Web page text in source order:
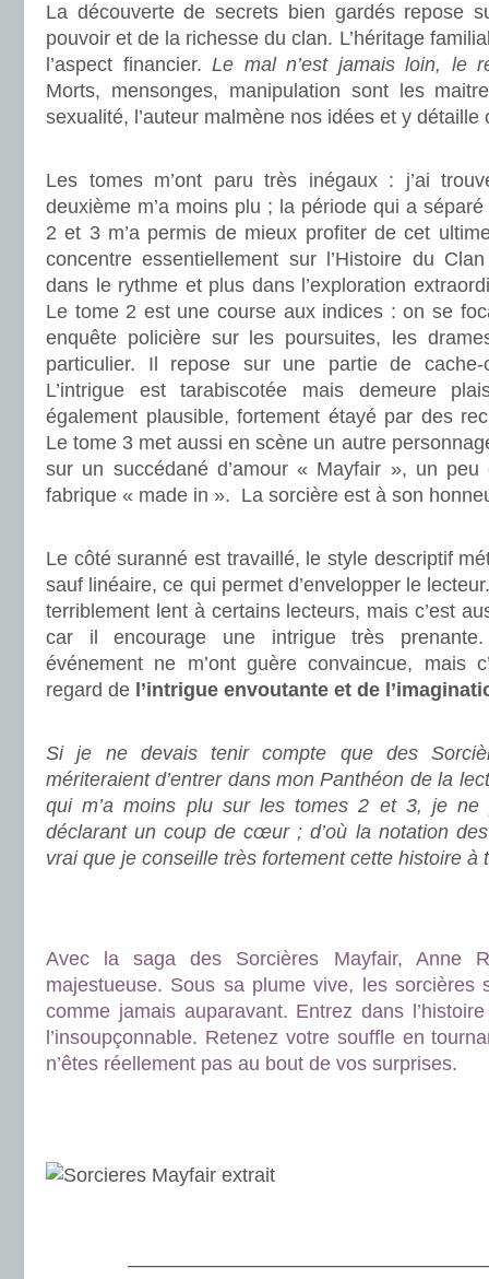
La découverte de secrets bien gardés repose
pouvoir et de la richesse du clan. L’héritage
l’aspect financier. Le mal n’est jamais loin, le
Morts, mensonges, manipulation sont les
sexualité, l’auteur malmène nos idées et y détaille
Les tomes m’ont paru très inégaux : j’ai
deuxième m’a moins plu ; la période qui a
2 et 3 m’a permis de mieux profiter de cet
concentre essentiellement sur l’Histoire du
dans le rythme et plus dans l’exploration
Le tome 2 est une course aux indices : on se
enquête policière sur les poursuites, les
particulier. Il repose sur une partie de cache-
L’intrigue est tarabiscotée mais demeure
également plausible, fortement étayé par des
Le tome 3 met aussi en scène un autre
sur un succédané d’amour « Mayfair », un
fabrique « made in ». La sorcière est à son
Le côté suranné est travaillé, le style descriptif
sauf linéaire, ce qui permet d’envelopper le
terriblement lent à certains lecteurs, mais c’est
car il encourage une intrigue très prenante.
événement ne m’ont guère convaincue, mais
regard de l’intrigue envoutante et de
Si je ne devais tenir compte que des
mériteraient d’entrer dans mon Panthéon de la
qui m’a moins plu sur les tomes 2 et 3, je ne
déclarant un coup de cœur ; d’où la notation
vrai que je conseille très fortement cette histoire à
Avec la saga des Sorcières Mayfair, Anne
majestueuse. Sous sa plume vive, les sorcières
comme jamais auparavant. Entrez dans
l’insoupçonnable. Retenez votre souffle en
n’êtes réellement pas au bout de vos surprises.